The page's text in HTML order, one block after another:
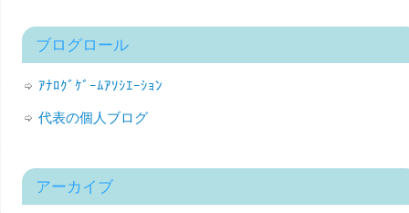
ブログロール
ｱﾅﾛｸﾞｹﾞｰﾑｱｿｼｴｰｼｮﾝ
代表の個人ブログ
アーカイブ